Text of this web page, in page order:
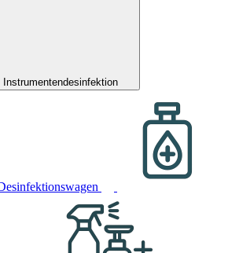
Instrumentendesinfektion